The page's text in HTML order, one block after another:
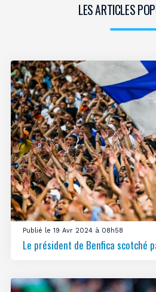
LES ARTICLES
Publié le 19 Avr 2024 à 08h58
Le président de Benfica scotché